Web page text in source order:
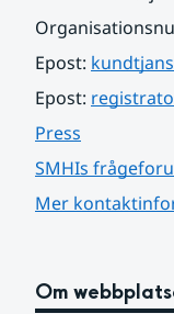
Epost:
Epost:
Press
SMHIs
Mer
Om